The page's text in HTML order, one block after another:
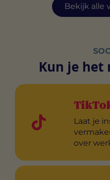
Bekijk alle
Kun je het
Laat je
over